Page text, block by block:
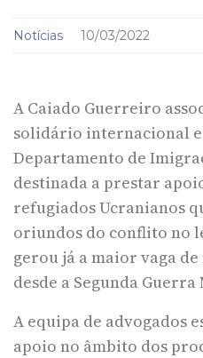
Notícias 10/03/2022
A Caiado Guerreiro
solidário internacional
Departamento de
destinada a prestar
refugiados Ucranianos
oriundos do conflito no
gerou já a maior vaga
desde a Segunda
A equipa de advogados
apoio no âmbito dos